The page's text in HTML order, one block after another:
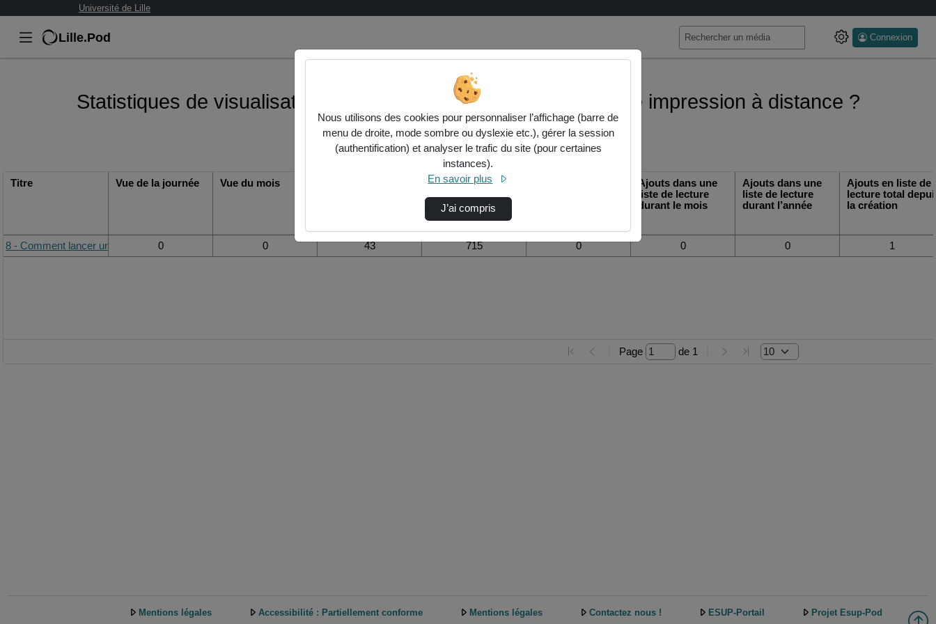
Université de Lille
Lille.Pod Connexion
Statistiques de visualisation de la vidéo 8 - comment lancer une impression à distance ?
Modifier la période de
visualisation
Titre Vue de la journée Vue du mois
Vue totale depuis
Ajouts dans une
liste de lecture
durant le mois
Ajouts dans une
liste de lecture
durant l’année
Ajouts en liste de
lecture total
la création
8 - Comment lancer une impression à distance ?
0 0 43 715 0 0 0 1
Page de 1
Mentions légales Accessibilité : Partiellement conforme Mentions légales Contactez nous ! ESUP-Portail Projet Esup-Pod
Nous utilisons des cookies pour personnaliser l’affichage (barre de
menu de droite, mode sombre ou dyslexie etc.), gérer la session
(authentification) et analyser le trafic du site (pour certaines
instances).
En savoir plus
J’ai compris